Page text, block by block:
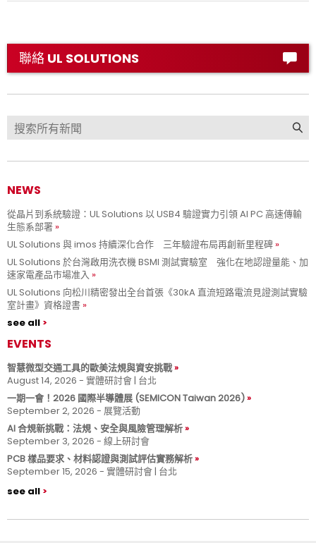
聯絡 UL SOLUTIONS
NEWS
從晶片到系統驗證：UL Solutions 以 USB4 驗證實力引領 AI PC 高速傳輸
生態系部署
UL Solutions 與 imos 持續深化合作 三年驗證布局再創新里程碑
UL Solutions 於台灣啟用洗衣機 BSMI 測試實驗室 強化在地認證量能、加
速家電產品市場准入
UL Solutions 向松川精密發出全台首張《30kA 直流短路電流見證測試實驗
室計畫》資格證書
see all
EVENTS
智慧微型交通工具的歐美法規與資安挑戰
August 14, 2026 - 實體研討會 | 台北
一期一會！2026 國際半導體展 (SEMICON Taiwan 2026)
September 2, 2026 - 展覽活動
AI 合規新挑戰：法規、安全與風險管理解析
September 3, 2026 - 線上研討會
PCB 樣品要求、材料認證與測試評估實務解析
September 15, 2026 - 實體研討會 | 台北
see all